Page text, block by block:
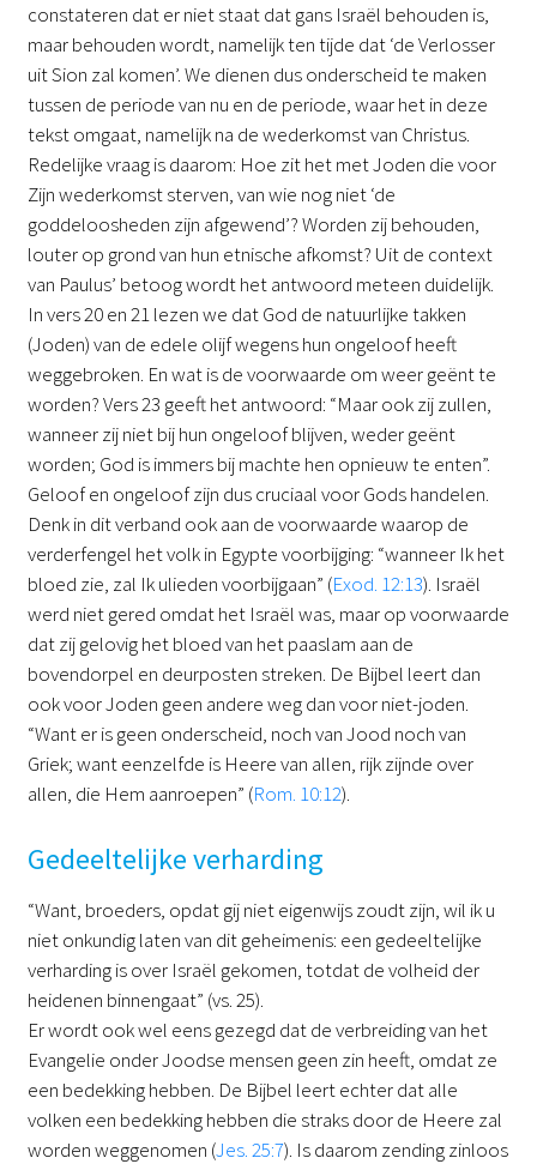
constateren dat er niet staat dat gans Israël behouden is,
maar behouden wordt, namelijk ten tijde dat ‘de Verlosser
uit Sion zal komen’. We dienen dus onderscheid te maken
tussen de periode van nu en de periode, waar het in deze
tekst omgaat, namelijk na de wederkomst van Christus.
Redelijke vraag is daarom: Hoe zit het met Joden die voor
Zijn wederkomst sterven, van wie nog niet ‘de
goddeloosheden zijn afgewend’? Worden zij behouden,
louter op grond van hun etnische afkomst? Uit de context
van Paulus’ betoog wordt het antwoord meteen duidelijk.
In vers 20 en 21 lezen we dat God de natuurlijke takken
(Joden) van de edele olijf wegens hun ongeloof heeft
weggebroken. En wat is de voorwaarde om weer geënt te
worden? Vers 23 geeft het antwoord: “Maar ook zij zullen,
wanneer zij niet bij hun ongeloof blijven, weder geënt
worden; God is immers bij machte hen opnieuw te enten”.
Geloof en ongeloof zijn dus cruciaal voor Gods handelen.
Denk in dit verband ook aan de voorwaarde waarop de
verderfengel het volk in Egypte voorbijging: “wanneer Ik het
bloed zie, zal Ik ulieden voorbijgaan” (Exod. 12:13). Israël
werd niet gered omdat het Israël was, maar op voorwaarde
dat zij gelovig het bloed van het paaslam aan de
bovendorpel en deurposten streken. De Bijbel leert dan
ook voor Joden geen andere weg dan voor niet-joden.
“Want er is geen onderscheid, noch van Jood noch van
Griek; want eenzelfde is Heere van allen, rijk zijnde over
allen, die Hem aanroepen” (Rom. 10:12).
Gedeeltelijke verharding
“Want, broeders, opdat gij niet eigenwijs zoudt zijn, wil ik u
niet onkundig laten van dit geheimenis: een gedeeltelijke
verharding is over Israël gekomen, totdat de volheid der
heidenen binnengaat” (vs. 25).
Er wordt ook wel eens gezegd dat de verbreiding van het
Evangelie onder Joodse mensen geen zin heeft, omdat ze
een bedekking hebben. De Bijbel leert echter dat alle
volken een bedekking hebben die straks door de Heere zal
worden weggenomen (Jes. 25:7). Is daarom zending zinloos